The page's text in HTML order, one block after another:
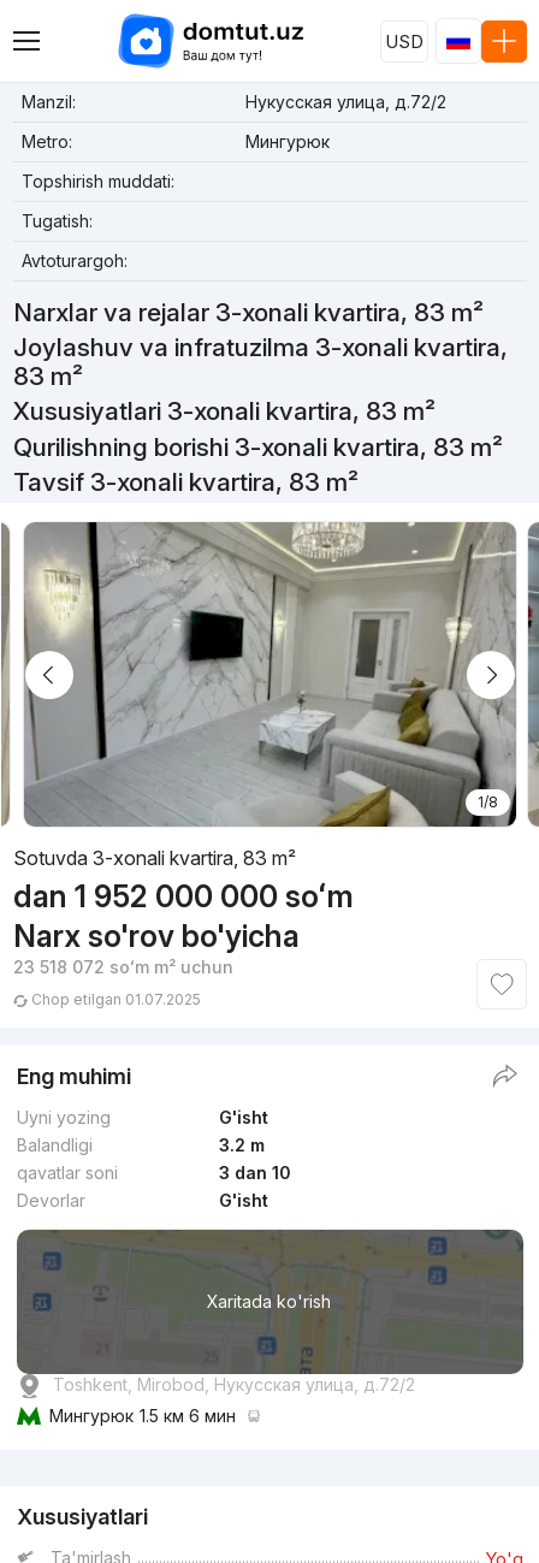
USD
Manzil:
Нукусская улица, д.72/2
Metro:
Мингурюк
Topshirish muddati:
Tugatish:
Avtoturargoh:
Narxlar va rejalar 3-xonali kvartira, 83 m²
Joylashuv va infratuzilma 3-xonali kvartira,
83 m²
Xususiyatlari 3-xonali kvartira, 83 m²
Qurilishning borishi 3-xonali kvartira, 83 m²
Tavsif 3-xonali kvartira, 83 m²
1/8
Sotuvda 3-xonali kvartira, 83 m²
dan 1 952 000 000 soʻm
Narx so'rov bo'yicha
23 518 072 soʻmm² uchun
Chop etilgan 01.07.2025
Eng muhimi
Uyni yozing
G'isht
Balandligi
3.2 m
qavatlar soni
3 dan 10
Devorlar
G'isht
Xaritada ko'rish
Toshkent, Mirobod, Нукусская улица, д.72/2
Мингурюк 1.5 км 6 мин
Xususiyatlari
Ta'mirlash